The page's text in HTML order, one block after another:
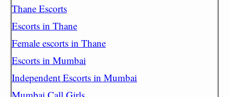
Thane Escorts
Escorts in Thane
Female escorts in Thane
Escorts in Mumbai
Independent Escorts in Mumbai